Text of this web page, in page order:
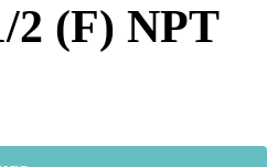
2 (F) NPT